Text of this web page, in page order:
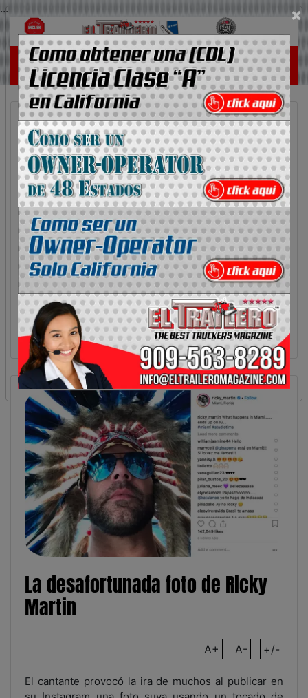
... ×
La desafortunada foto de Ricky
Martin
A+ A- +/-
El cantante provocó la ira de muchos al publicar en